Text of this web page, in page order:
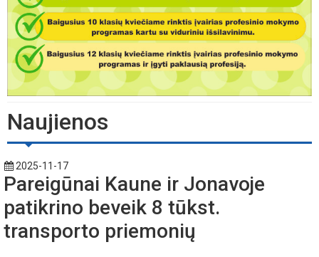
Naujienos
2025-11-17
Pareigūnai Kaune ir Jonavoje
patikrino beveik 8 tūkst.
transporto priemonių